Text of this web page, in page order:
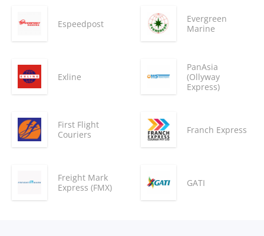
Espeedpost
Evergreen
Marine
Exline
PanAsia
(Ollyway
Express)
First Flight
Couriers
Franch Express
Freight Mark
Express (FMX)
GATI